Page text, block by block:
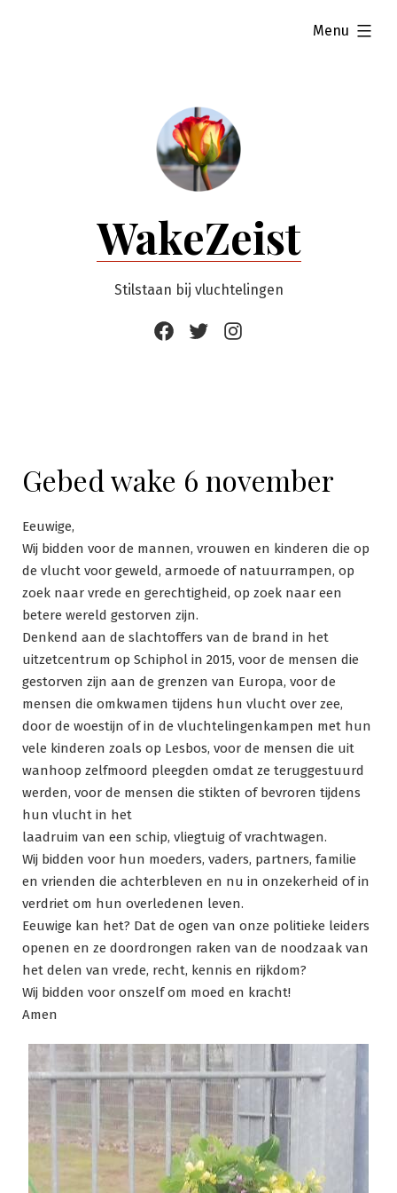
WakeZeist
Stilstaan bij vluchtelingen
Menu
uitgevouwen
FacebookTwitterInstagram
Gebed wake 6 november
Eeuwige,
Wij bidden voor de mannen, vrouwen en kinderen die op
de vlucht voor geweld, armoede of natuurrampen, op
zoek naar vrede en gerechtigheid, op zoek naar een
betere wereld gestorven zijn.
Denkend aan de slachtoffers van de brand in het
uitzetcentrum op Schiphol in 2015, voor de mensen die
gestorven zijn aan de grenzen van Europa, voor de
mensen die omkwamen tijdens hun vlucht over zee,
door de woestijn of in de vluchtelingenkampen met hun
vele kinderen zoals op Lesbos, voor de mensen die uit
wanhoop zelfmoord pleegden omdat ze teruggestuurd
werden, voor de mensen die stikten of bevroren tijdens
hun vlucht in het
laadruim van een schip, vliegtuig of vrachtwagen.
Wij bidden voor hun moeders, vaders, partners, familie
en vrienden die achterbleven en nu in onzekerheid of in
verdriet om hun overledenen leven.
Eeuwige kan het? Dat de ogen van onze politieke leiders
openen en ze doordrongen raken van de noodzaak van
het delen van vrede, recht, kennis en rijkdom?
Wij bidden voor onszelf om moed en kracht!
Amen